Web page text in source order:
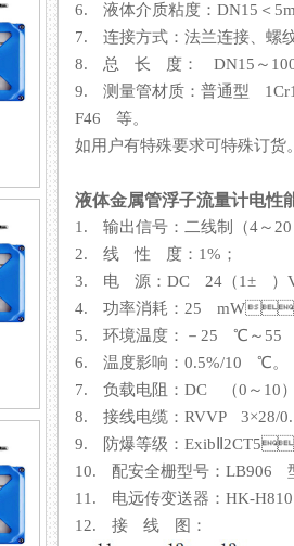
6. 液体介质粘度：DN15＜
7. 连接方式：法兰连接
8. 总 长 度： DN15～100
9. 测量管材质：普通
F46 等。
如用户有特殊要求可特殊订货
液体金属管浮子流量计电性
1. 输出信号：二线制（
2. 线 性 度：1%；
3. 电 源：DC 24（1± ）
4. 功率消耗：25
5. 环境温度：－25 ℃～55
6. 温度影响：0.5%/10 ℃。
7. 负载电阻：DC （0
8. 接线电缆：RVVP
9. 防爆等级：
10. 配安全栅型号：LB906 型
11. 电远传变送器：HK-H810
12. 接 线 图：